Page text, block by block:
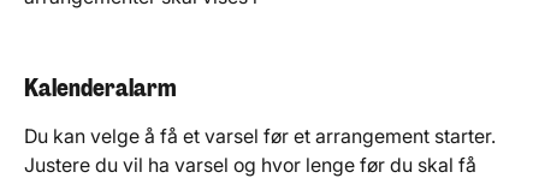
Kalenderalarm
Du kan velge å få et varsel før et arrangement starter.
Justere du vil ha varsel og hvor lenge før du skal få